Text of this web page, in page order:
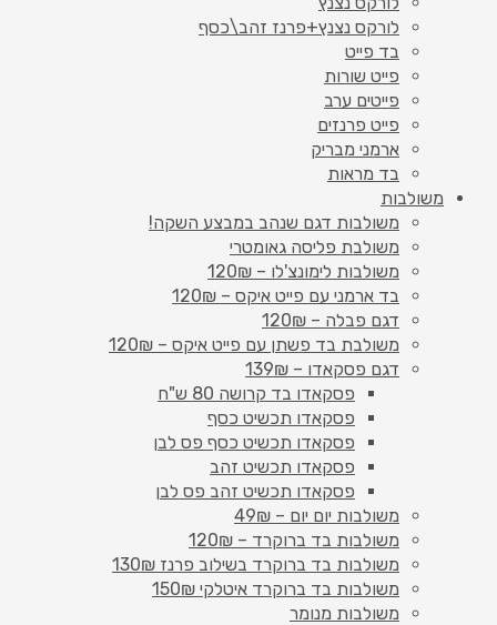
לורקס נצנץ+פרנז זהב\כסף
בד פייט
פייט שורות
פייטים ערב
פייט פרנזים
ארמני מבריק
בד מראות
משולבות
משולבות דגם שנהב במבצע השקה!
משולבת פליסה גאומטרי
משולבות לימונצ'לו – 120₪
בד ארמני עם פייט איקס – 120₪
דגם פבלה – 120₪
משולבת בד פשתן עם פייט איקס – 120₪
דגם פסקאדו – 139₪
פסקאדו בד קרושה 80 ש"ח
פסקאדו תכשיט כסף
פסקאדו תכשיט כסף פס לבן
פסקאדו תכשיט זהב
פסקאדו תכשיט זהב פס לבן
משולבות יום יום – 49₪
משולבות בד ברוקרד – 120₪
משולבות בד ברוקרד בשילוב פרנז 130₪
משולבות בד ברוקרד איטלקי 150₪
משולבות מנומר